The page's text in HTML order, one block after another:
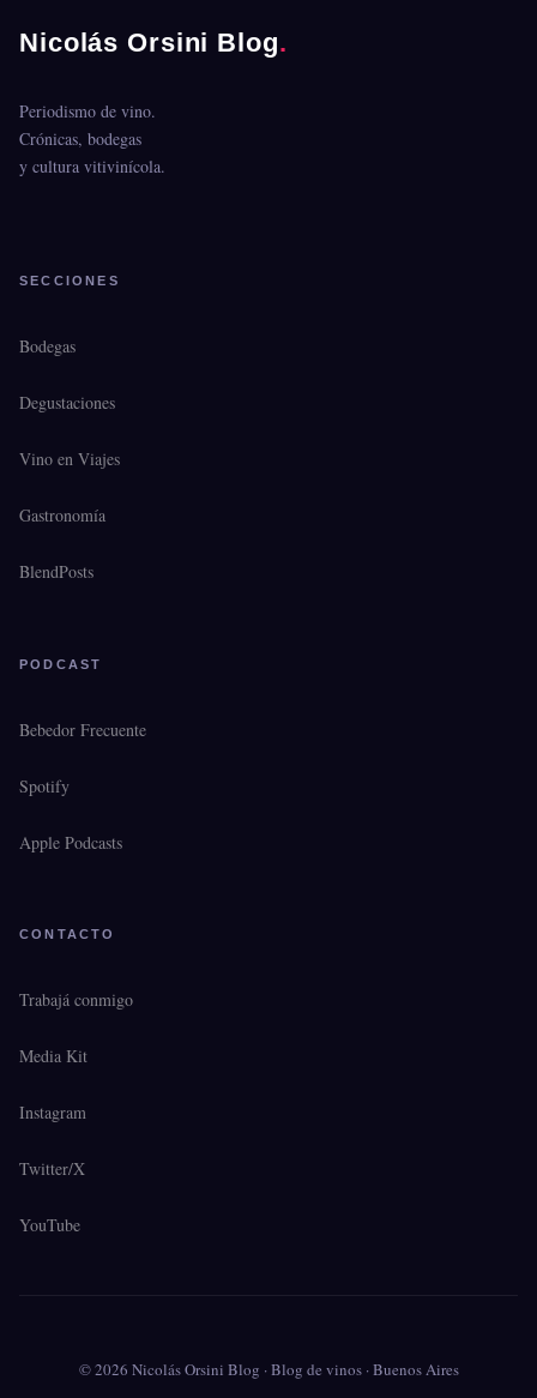
Nicolás Orsini Blog.
Periodismo de vino.
Crónicas, bodegas
y cultura vitivinícola.
SECCIONES
Bodegas
Degustaciones
Vino en Viajes
Gastronomía
BlendPosts
PODCAST
Bebedor Frecuente
Spotify
Apple Podcasts
CONTACTO
Trabajá conmigo
Media Kit
Instagram
Twitter/X
YouTube
© 2026 Nicolás Orsini Blog · Blog de vinos · Buenos Aires